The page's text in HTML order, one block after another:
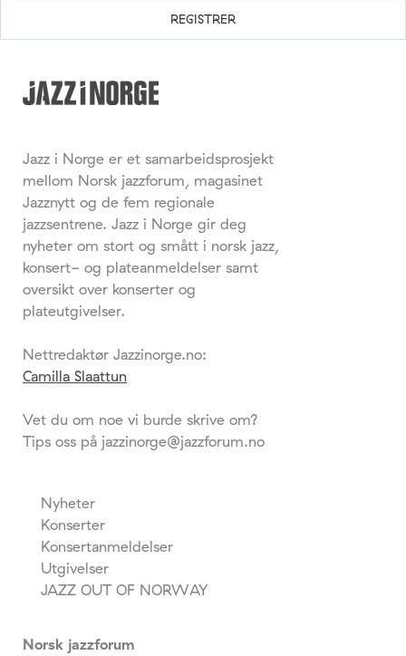
Jazz i Norge er et samarbeidsprosjekt
mellom Norsk jazzforum, magasinet
Jazznytt og de fem regionale
jazzsentrene. Jazz i Norge gir deg
nyheter om stort og smått i norsk jazz,
konsert- og plateanmeldelser samt
oversikt over konserter og
plateutgivelser.
Nettredaktør Jazzinorge.no:
Camilla Slaattun
Vet du om noe vi burde skrive om?
Tips oss på jazzinorge@jazzforum.no
Nyheter
Konserter
Konsertanmeldelser
Utgivelser
JAZZ OUT OF NORWAY
Norsk jazzforum